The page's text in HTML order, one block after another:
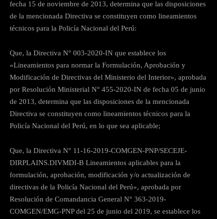
fecha 15 de noviembre de 2013, determina que las disposiciones
de la mencionada Directiva se constituyen como lineamientos
técnicos para la Policía Nacional del Perú:
Que, la Directiva N° 003-2020-IN que establece los
«Lineamientos para normar la Formulación, Aprobación y
Modificación de Directivas del Ministerio del Interior», aprobada
por Resolución Ministerial N° 455-2020-IN de fecha 05 de junio
de 2013, determina que las disposiciones de la mencionada
Directiva se constituyen como lineamientos técnicos para la
Policía Nacional del Perú, en lo que sea aplicable;
Que, la Directiva N° 11-16-2019-COMGEN-PNP/SECEJE-
DIRPLAINS.DIVMDI-B Lineamientos aplicables para la
formulación, aprobación, modificación y/o actualización de
directivas de la Policía Nacional del Perú», aprobada por
Resolución de Comandancia General N° 363-2019-
COMGEN/EMG-PNP del 25 de junio del 2019, se establece los